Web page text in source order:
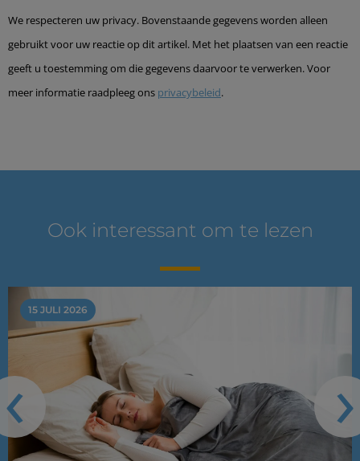
We respecteren uw privacy. Bovenstaande gegevens worden alleen
gebruikt voor uw reactie op dit artikel. Met het plaatsen van een reactie
geeft u toestemming om die gegevens daarvoor te verwerken. Voor
meer informatie raadpleeg ons privacybeleid.
Ook interessant om te lezen
15 JULI 2026
‹ ›